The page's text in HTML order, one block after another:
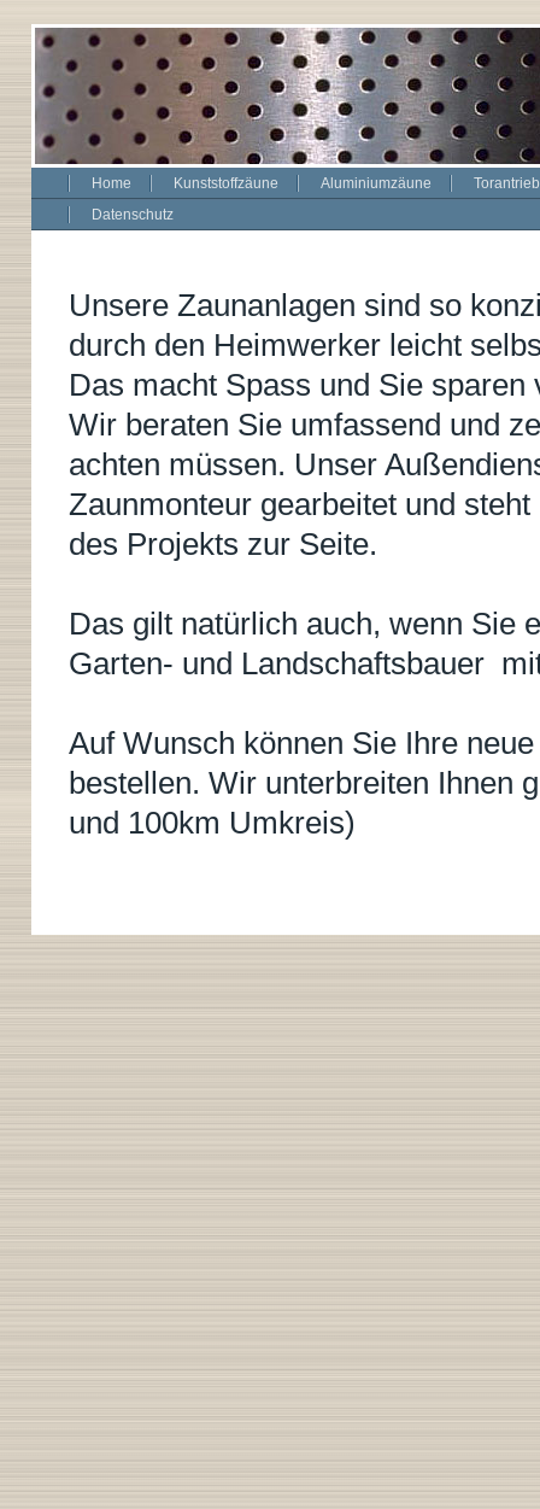
Home Kunststoffzäune Aluminiumzäune
Datenschutz
Unsere Zaunanlagen sind so
durch den Heimwerker leicht
Das macht Spass und Sie sparen
Wir beraten Sie umfassend und
achten müssen. Unser
Zaunmonteur gearbeitet und
des Projekts zur Seite.
Das gilt natürlich auch, wenn Sie
Garten- und Landschaftsbauer
Auf Wunsch können Sie Ihre
bestellen. Wir unterbreiten Ihnen
und 100km Umkreis)